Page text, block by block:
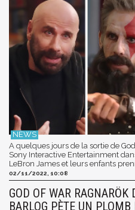
A quelques jours de la sortie de
Sony Interactive Entertainment
LeBron James et leurs enfants
02/11/2022, 10:08
GOD OF WAR RAGNARÖK
BARLOG PÈTE UN